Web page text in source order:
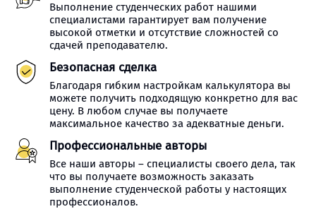
Выполнение студенческих работ нашими
специалистами гарантирует вам получение
высокой отметки и отсутствие сложностей со
сдачей преподавателю.
Безопасная сделка
Благодаря гибким настройкам калькулятора вы
можете получить подходящую конкретно для вас
цену. В любом случае вы получаете
максимальное качество за адекватные деньги.
Профессиональные авторы
Все наши авторы – специалисты своего дела, так
что вы получаете возможность заказать
выполнение студенческой работы у настоящих
профессионалов.